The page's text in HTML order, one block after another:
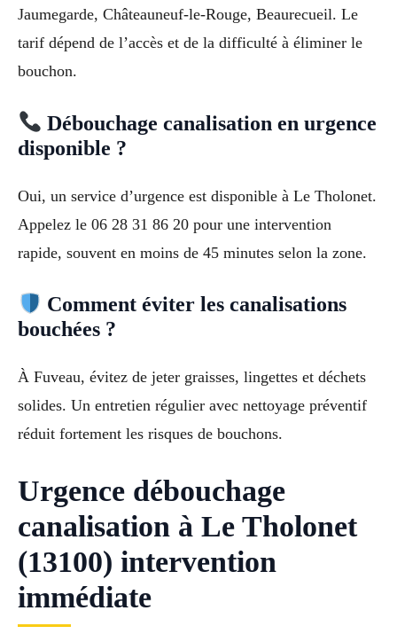
Jaumegarde, Châteauneuf-le-Rouge, Beaurecueil. Le
tarif dépend de l’accès et de la difficulté à éliminer le
bouchon.
Débouchage canalisation en urgence
disponible ?
Oui, un service d’urgence est disponible à Le Tholonet.
Appelez le 06 28 31 86 20 pour une intervention
rapide, souvent en moins de 45 minutes selon la zone.
Comment éviter les canalisations
bouchées ?
À Fuveau, évitez de jeter graisses, lingettes et déchets
solides. Un entretien régulier avec nettoyage préventif
réduit fortement les risques de bouchons.
Urgence débouchage
canalisation à Le Tholonet
(13100) intervention
immédiate